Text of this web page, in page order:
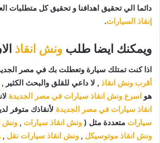
دائما الي تحقيق اهدافنا و تحقيق كل متطلبات
إنقاذ السيارات.
ويمكنك ايضا طلب ونش انقاذ
اذا كنت تمتلك سيارة وتعطلت بك في مصر
أقرب ونش انقاذ , لا داعي للقلق والبحث الكثير ,
هو اسرع ونش انقاذ سيارات في مصر الجديدة
انقاذ سيارات في مصر الجديدة لأنقاذك متوفر
سيارات متعددة مثل ( ونش انقاذ سيارات , ونش
ونش انقاذ موتوسيكل , ونش انقاذ سيارات نقل ,